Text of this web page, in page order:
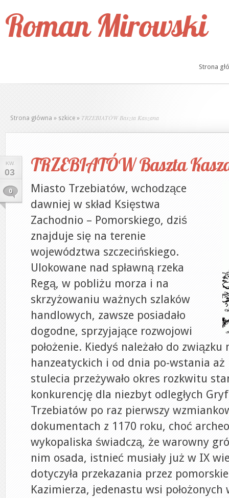
Roman Mirowski
Strona
Strona główna » szkice » TRZEBIATÓW Baszta Kaszana
KW.
03
0
TRZEBIATÓW Baszta
Miasto Trzebiatów, wchodzące
dawniej w skład Księstwa
Zachodnio – Pomorskiego, dziś
znajduje się na terenie
województwa szczecińskiego.
Ulokowane nad spławną rzeka
Regą, w pobliżu morza i na
skrzyżowaniu ważnych szlaków
handlowych, zawsze posiadało
dogodne, sprzyjające rozwojowi
położenie. Kiedyś należało do związku
hanzeatyckich i od dnia po-wstania aż
stulecia przeżywało okres rozkwitu
konkurencję dla niezbyt odległych
Trzebiatów po raz pierwszy
dokumentach z 1170 roku, choć
wykopaliska świadczą, że warowny
nim osada, istnieć musiały już w IX
dotyczyła przekazania przez
Kazimierza, jedenastu wsi położonych